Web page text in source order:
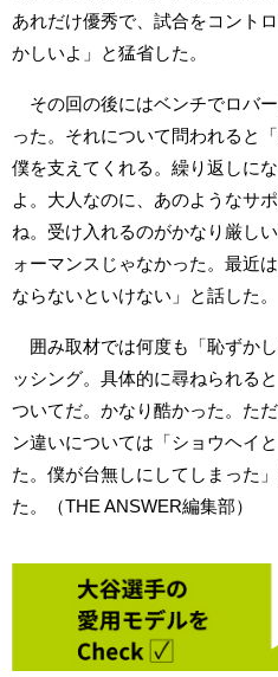
あれだけ優秀で、試合をコント
かしいよ」と猛省した。
その回の後にはベンチでロバ
った。それについて問われると
僕を支えてくれる。繰り返しに
よ。大人なのに、あのようなサ
ね。受け入れるのがかなり厳し
ォーマンスじゃなかった。最近
ならないといけない」と話した。
囲み取材では何度も「恥ずか
ッシング。具体的に尋ねられる
ついてだ。かなり酷かった。た
ン違いについては「ショウヘイ
た。僕が台無しにしてしまった
た。（THE ANSWER編集部）